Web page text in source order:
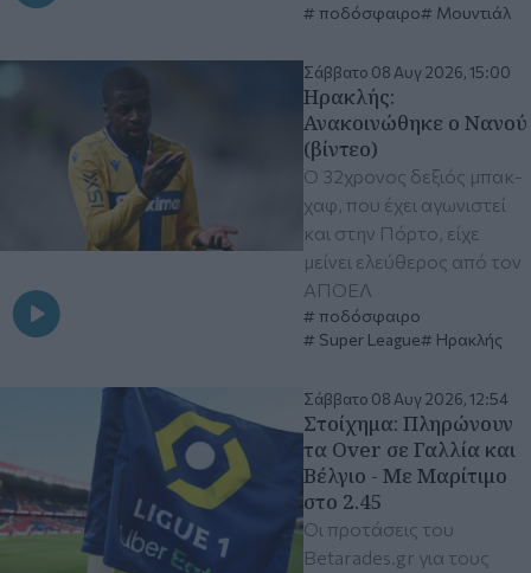
ποδόσφαιρο Μουντιάλ
Σάββατο 08 Αυγ 2026, 15:00
Ηρακλής:
Ανακοινώθηκε ο Νανού
(βίντεο)
Ο 32χρονος δεξιός μπακ-
χαφ, που έχει αγωνιστεί
και στην Πόρτο, είχε
μείνει ελεύθερος από τον
ΑΠΟΕΛ
ποδόσφαιρο
Super League
Ηρακλής
Σάββατο 08 Αυγ 2026, 12:54
Στοίχημα: Πληρώνουν
τα Over σε Γαλλία και
Βέλγιο - Με Μαρίτιμο
στο 2.45
Οι προτάσεις του
Betarades.gr για τους